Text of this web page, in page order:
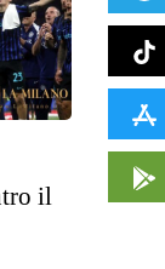
il